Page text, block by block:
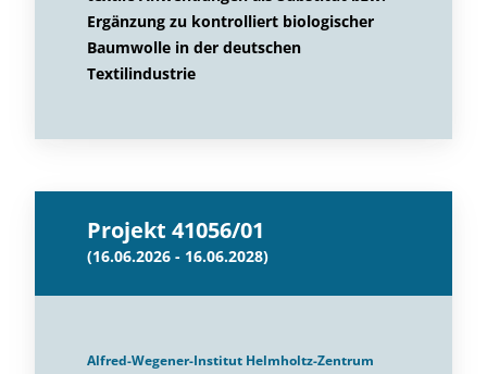
Ergänzung zu kontrolliert biologischer
Baumwolle in der deutschen
Textilindustrie
Projekt 41056/01
(16.06.2026 - 16.06.2028)
Alfred-Wegener-Institut Helmholtz-Zentrum